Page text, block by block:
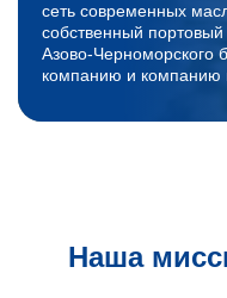
сеть современных
собственный
Азово-Черноморского
компанию и компанию
Наша